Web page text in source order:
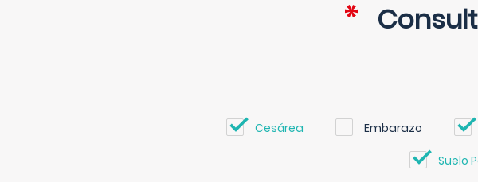
Cesárea Embarazo
Suelo